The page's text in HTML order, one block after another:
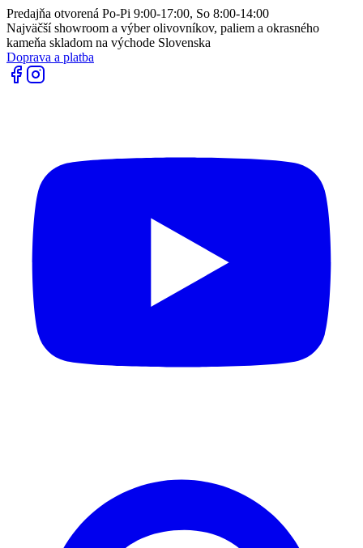
Predajňa otvorená Po-Pi 9:00-17:00, So 8:00-14:00
Najväčší showroom a výber olivovníkov, paliem a okrasného
kameňa skladom na východe Slovenska
Doprava a platba